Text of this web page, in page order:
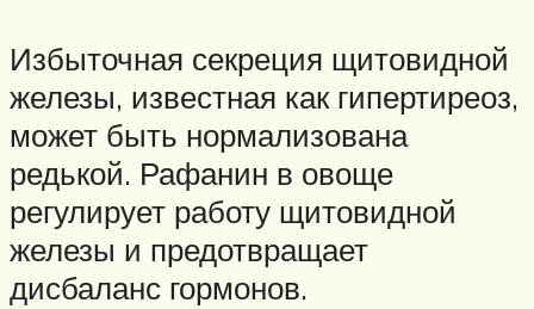
Избыточная секреция щитовидной
железы, известная как гипертиреоз,
может быть нормализована
редькой. Рафанин в овоще
регулирует работу щитовидной
железы и предотвращает
дисбаланс гормонов.